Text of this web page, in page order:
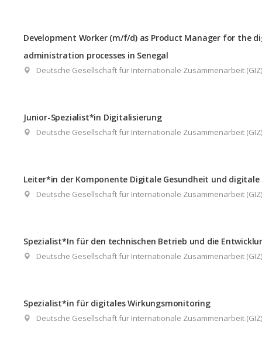
Development Worker (m/f/d) as Product Manager for the
administration processes in Senegal
Deutsche Gesellschaft für Internationale Zusammenarbeit
Junior-Spezialist*in Digitalisierung
Deutsche Gesellschaft für Internationale Zusammenarbeit
Leiter*in der Komponente Digitale Gesundheit und
Deutsche Gesellschaft für Internationale Zusammenarbeit
Spezialist*In für den technischen Betrieb und die
Deutsche Gesellschaft für Internationale Zusammenarbeit
Spezialist*in für digitales Wirkungsmonitoring
Deutsche Gesellschaft für Internationale Zusammenarbeit